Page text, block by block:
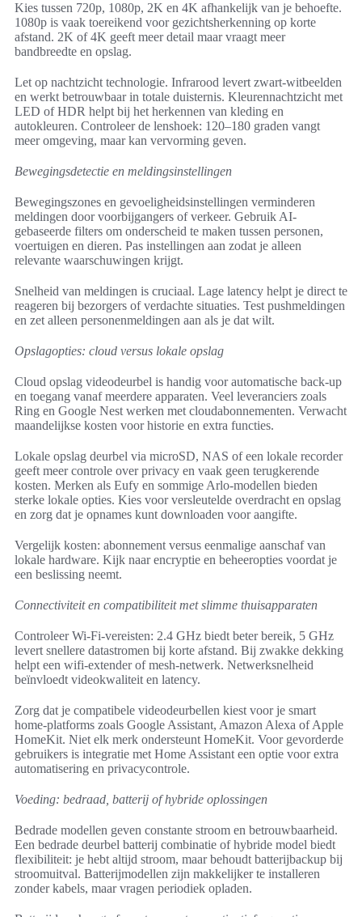
Kies tussen 720p, 1080p, 2K en 4K afhankelijk van je behoefte.
1080p is vaak toereikend voor gezichtsherkenning op korte
afstand. 2K of 4K geeft meer detail maar vraagt meer
bandbreedte en opslag.
Let op nachtzicht technologie. Infrarood levert zwart-witbeelden
en werkt betrouwbaar in totale duisternis. Kleurennachtzicht met
LED of HDR helpt bij het herkennen van kleding en
autokleuren. Controleer de lenshoek: 120–180 graden vangt
meer omgeving, maar kan vervorming geven.
Bewegingsdetectie en meldingsinstellingen
Bewegingszones en gevoeligheidsinstellingen verminderen
meldingen door voorbijgangers of verkeer. Gebruik AI-
gebaseerde filters om onderscheid te maken tussen personen,
voertuigen en dieren. Pas instellingen aan zodat je alleen
relevante waarschuwingen krijgt.
Snelheid van meldingen is cruciaal. Lage latency helpt je direct te
reageren bij bezorgers of verdachte situaties. Test pushmeldingen
en zet alleen personenmeldingen aan als je dat wilt.
Opslagopties: cloud versus lokale opslag
Cloud opslag videodeurbel is handig voor automatische back-up
en toegang vanaf meerdere apparaten. Veel leveranciers zoals
Ring en Google Nest werken met cloudabonnementen. Verwacht
maandelijkse kosten voor historie en extra functies.
Lokale opslag deurbel via microSD, NAS of een lokale recorder
geeft meer controle over privacy en vaak geen terugkerende
kosten. Merken als Eufy en sommige Arlo-modellen bieden
sterke lokale opties. Kies voor versleutelde overdracht en opslag
en zorg dat je opnames kunt downloaden voor aangifte.
Vergelijk kosten: abonnement versus eenmalige aanschaf van
lokale hardware. Kijk naar encryptie en beheeropties voordat je
een beslissing neemt.
Connectiviteit en compatibiliteit met slimme thuisapparaten
Controleer Wi‑Fi-vereisten: 2.4 GHz biedt beter bereik, 5 GHz
levert snellere datastromen bij korte afstand. Bij zwakke dekking
helpt een wifi-extender of mesh-netwerk. Netwerksnelheid
beïnvloedt videokwaliteit en latency.
Zorg dat je compatibele videodeurbellen kiest voor je smart
home-platforms zoals Google Assistant, Amazon Alexa of Apple
HomeKit. Niet elk merk ondersteunt HomeKit. Voor gevorderde
gebruikers is integratie met Home Assistant een optie voor extra
automatisering en privacycontrole.
Voeding: bedraad, batterij of hybride oplossingen
Bedrade modellen geven constante stroom en betrouwbaarheid.
Een bedrade deurbel batterij combinatie of hybride model biedt
flexibiliteit: je hebt altijd stroom, maar behoudt batterijbackup bij
stroomuitval. Batterijmodellen zijn makkelijker te installeren
zonder kabels, maar vragen periodiek opladen.